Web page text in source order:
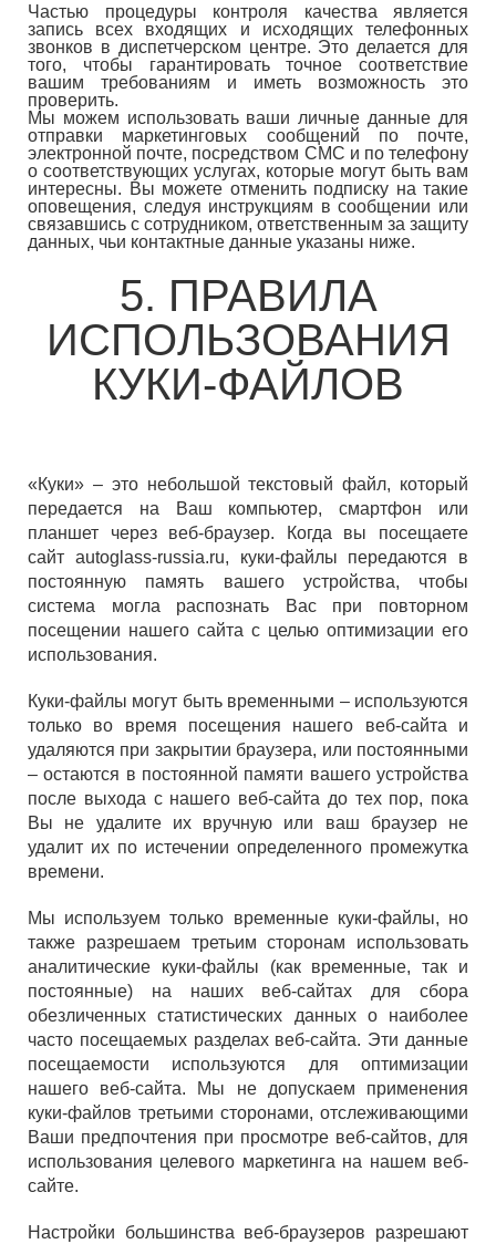
Частью процедуры контроля качества является
запись всех входящих и исходящих телефонных
звонков в диспетчерском центре. Это делается для
того, чтобы гарантировать точное соответствие
вашим требованиям и иметь возможность это
проверить.
Мы можем использовать ваши личные данные для
отправки маркетинговых сообщений по почте,
электронной почте, посредством СМС и по телефону
о соответствующих услугах, которые могут быть вам
интересны. Вы можете отменить подписку на такие
оповещения, следуя инструкциям в сообщении или
связавшись с сотрудником, ответственным за защиту
данных, чьи контактные данные указаны ниже.
5. ПРАВИЛА
ИСПОЛЬЗОВАНИЯ
КУКИ-ФАЙЛОВ
«Куки» – это небольшой текстовый файл, который
передается на Ваш компьютер, смартфон или
планшет через веб-браузер. Когда вы посещаете
сайт autoglass-russia.ru, куки-файлы передаются в
постоянную память вашего устройства, чтобы
система могла распознать Вас при повторном
посещении нашего сайта с целью оптимизации его
использования.
Куки-файлы могут быть временными – используются
только во время посещения нашего веб-сайта и
удаляются при закрытии браузера, или постоянными
– остаются в постоянной памяти вашего устройства
после выхода с нашего веб-сайта до тех пор, пока
Вы не удалите их вручную или ваш браузер не
удалит их по истечении определенного промежутка
времени.
Мы используем только временные куки-файлы, но
также разрешаем третьим сторонам использовать
аналитические куки-файлы (как временные, так и
постоянные) на наших веб-сайтах для сбора
обезличенных статистических данных о наиболее
часто посещаемых разделах веб-сайта. Эти данные
посещаемости используются для оптимизации
нашего веб-сайта. Мы не допускаем применения
куки-файлов третьими сторонами, отслеживающими
Ваши предпочтения при просмотре веб-сайтов, для
использования целевого маркетинга на нашем веб-
сайте.
Настройки большинства веб-браузеров разрешают